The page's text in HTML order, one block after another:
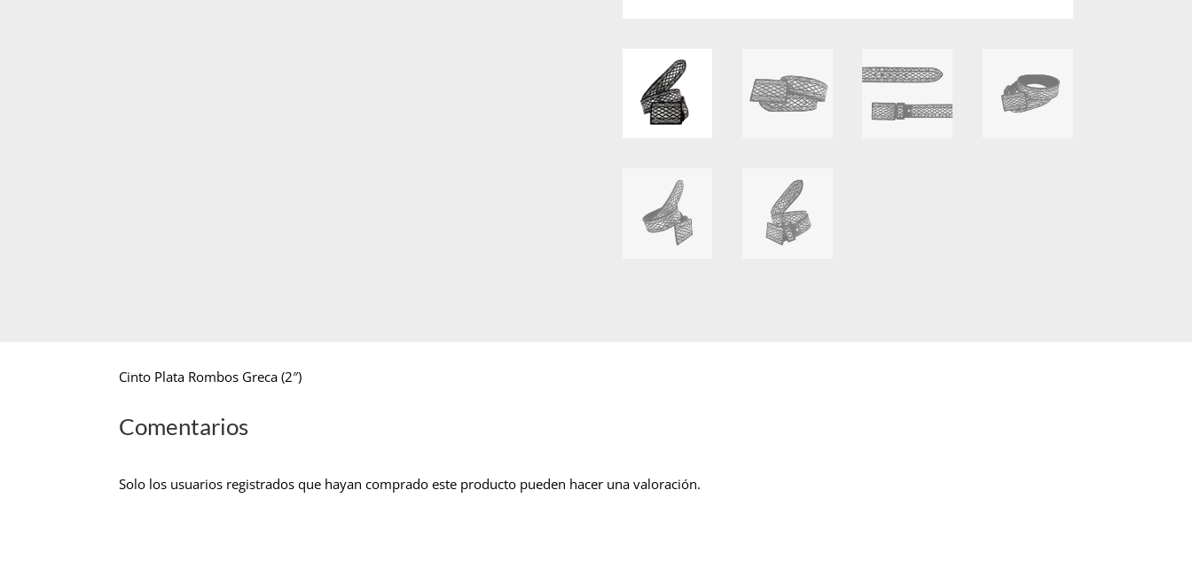
Cinto Plata Rombos Greca (2″)
Comentarios
Solo los usuarios registrados que hayan comprado este producto pueden hacer una valoración.